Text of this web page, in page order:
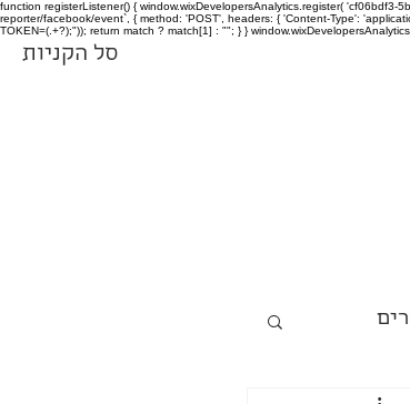
function registerListener() { window.wixDevelopersAnalytics.register(
reporter/facebook/event`, { method: 'POST', headers: { 'Content-Type':
TOKEN=(.+?);")); return match ? match[1] : ""; } }
סל הקניות